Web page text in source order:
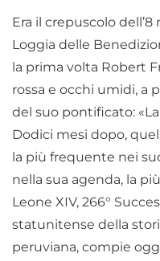
Era il crepuscolo
Loggia delle
la prima volta Robert
rossa e occhi umidi, a
del suo pontificato:
Dodici mesi dopo,
la più frequente nei
nella sua agenda, la
Leone XIV, 266°
statunitense della
peruviana, compie